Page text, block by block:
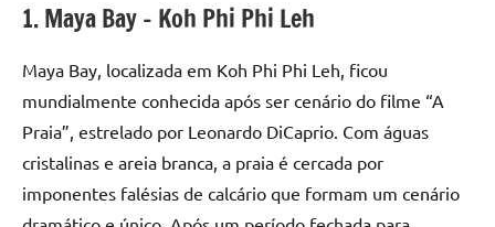
1. Maya Bay – Koh Phi Phi Leh
Maya Bay, localizada em Koh Phi Phi Leh, ficou
mundialmente conhecida após ser cenário do filme “A
Praia”, estrelado por Leonardo DiCaprio. Com águas
cristalinas e areia branca, a praia é cercada por
imponentes falésias de calcário que formam um cenário